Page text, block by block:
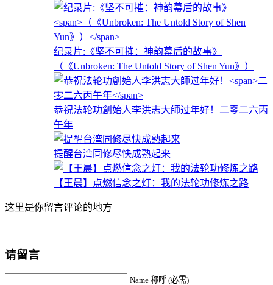
纪录片:《坚不可摧：神韵幕后的故事》
（《Unbroken: The Untold Story of Shen Yun》）
恭祝法轮功創始人李洪志大師过年好！ 二零二六丙
午年
提醒台湾同修尽快成熟起来
【王晨】点燃信念之灯：我的法轮功修炼之路
这里是你留言评论的地方
请留言
Name 称呼 (必需)